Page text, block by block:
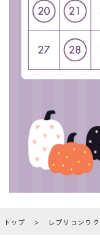
トップ レプリコンワ